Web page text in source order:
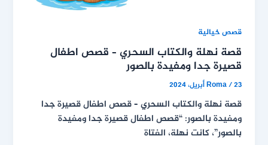
قصص خيالية
قصة نهلة والكتاب السحري – قصص اطفال
قصيرة جدا ومفيدة بالصور
Roma/23 أبريل، 2024
قصة نهلة والكتاب السحري – قصص اطفال قصيرة جدا
ومفيدة بالصور: “قصص اطفال قصيرة جدا ومفيدة
بالصور”، كانت نهلة، الفتاة